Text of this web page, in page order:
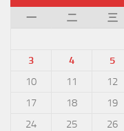
一
二 三
3
4 5
10
11 12
17
18 19
24
25 26